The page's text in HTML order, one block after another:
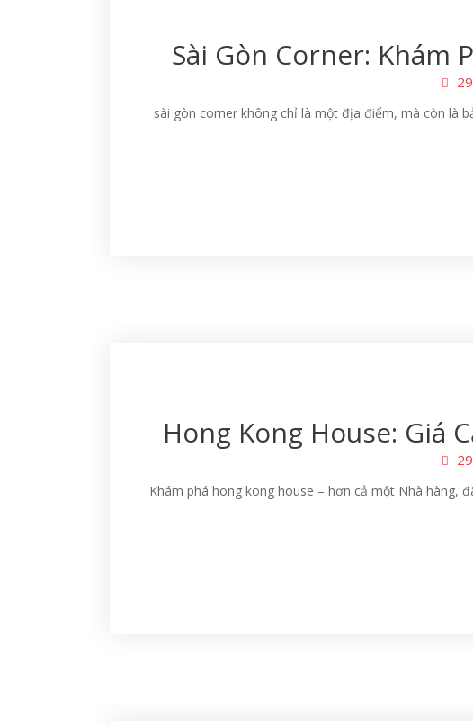
Sài Gòn Corner: Khám
sài gòn corner không chỉ là một địa điểm, mà còn là
Hong Kong House: Giá
Khám phá hong kong house – hơn cả một Nhà hàng,